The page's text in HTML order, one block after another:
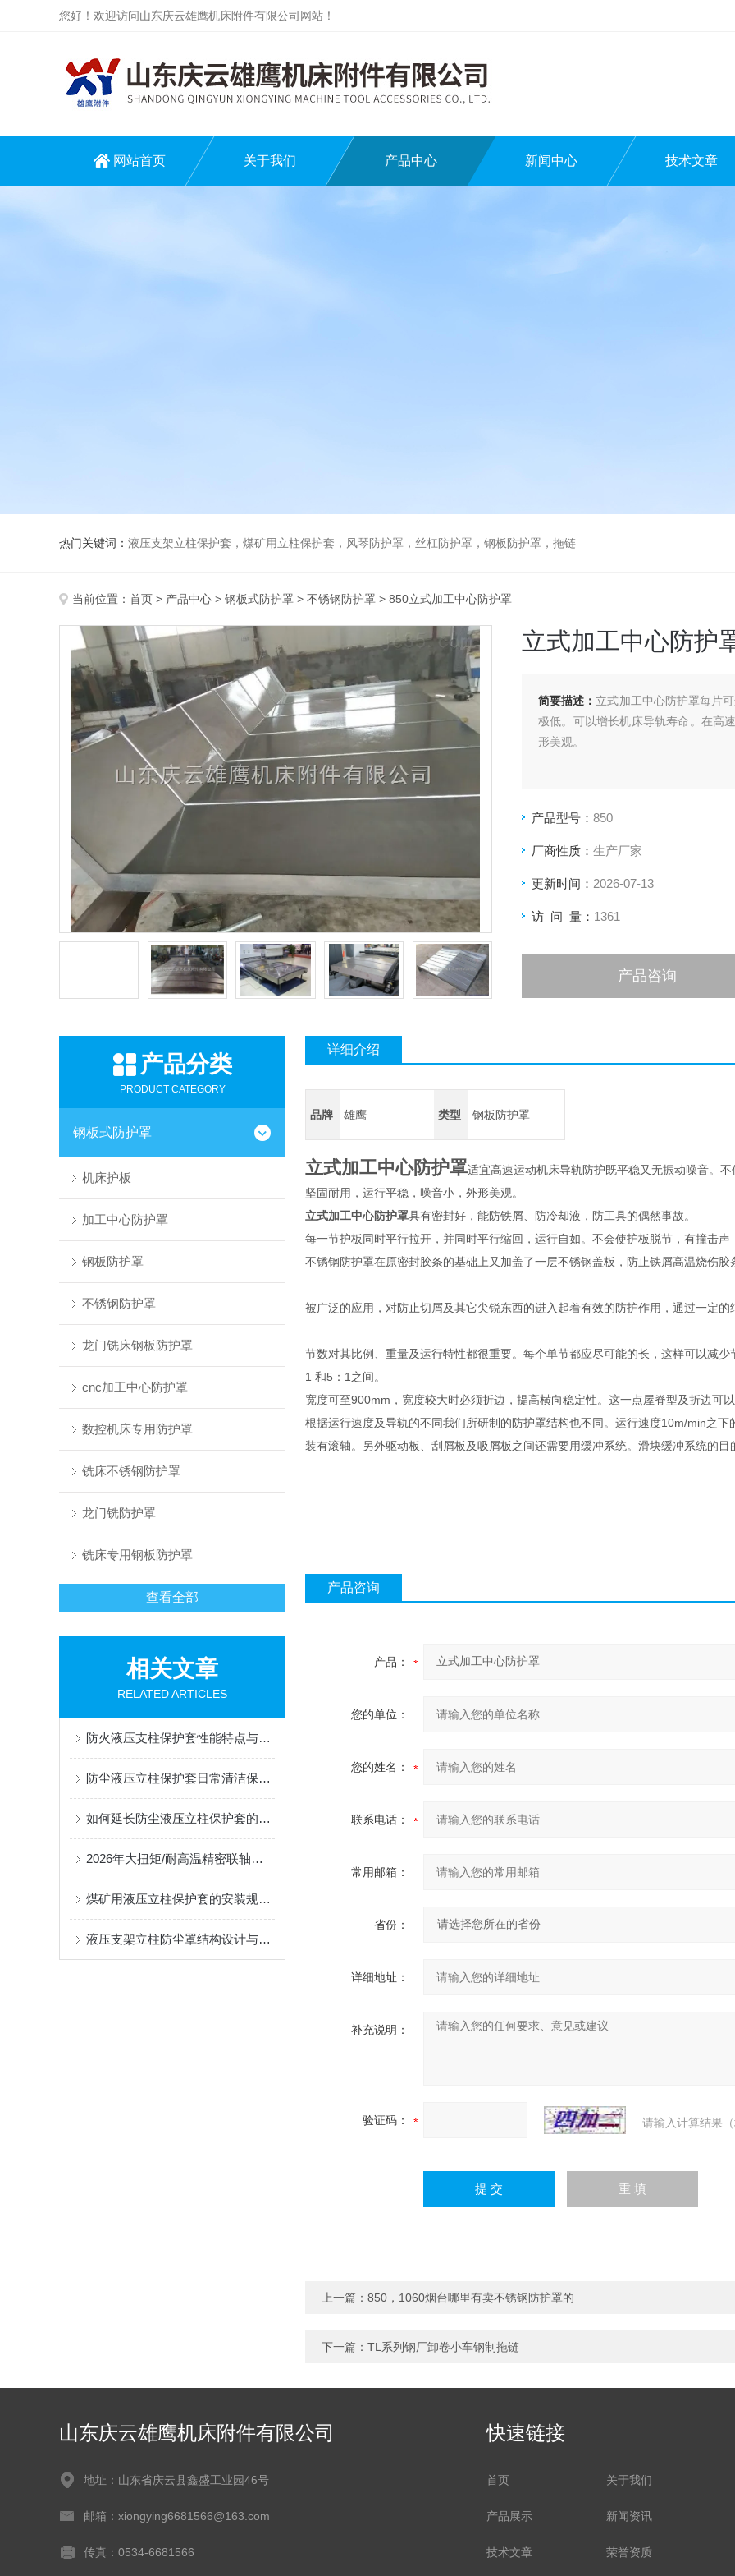
您好！欢迎访问山东庆云雄鹰机床附件有限公司网站！
网站首页 关于我们 产品中心 新闻中心 技术文章
热门关键词： 液压支架立柱保护套，煤矿用立柱保护套，风琴防护罩，丝杠防护罩，钢板防护罩，拖链
当前位置： 首页 > 产品中心 > 钢板式防护罩 > 不锈钢防护罩 > 850立式加工中心防护罩
立式加工中心防护
简要描述： 立式加工中心防护罩每片
极低。可以增长机床导轨寿命。在高
形美观。
产品型号： 850
厂商性质： 生产厂家
更新时间： 2026-07-13
访 问 量： 1361
产品咨询
产品分类
PRODUCT CATEGORY
钢板式防护罩
机床护板
加工中心防护罩
钢板防护罩
不锈钢防护罩
龙门铣床钢板防护罩
cnc加工中心防护罩
数控机床专用防护罩
铣床不锈钢防护罩
龙门铣防护罩
铣床专用钢板防护罩
查看全部
相关文章
RELATED ARTICLES
防火液压支柱保护套性能特点与阻燃防护应用
防尘液压立柱保护套日常清洁保养与更换规范
如何延长防尘液压立柱保护套的使用寿命？
2026年大扭矩/耐高温精密联轴器定制找哪家？能实现精准定制的优质厂家盘点
煤矿用液压立柱保护套的安装规范与使用寿命提升方案
液压支架立柱防尘罩结构设计与密封防护原理
详细介绍
品牌 雄鹰 类型 钢板防护罩
立式加工中心防护罩适宜高速运动机床导轨防护既平稳又无振动噪音。
坚固耐用，运行平稳，噪音小，外形美观。
立式加工中心防护罩具有密封好，能防铁屑、防冷却液，防工具的偶然事故。
每一节护板同时平行拉开，并同时平行缩回，运行自如。不会使护板脱节，有撞击
不锈钢防护罩在原密封胶条的基础上又加盖了一层不锈钢盖板，防止铁屑高温烧伤胶
被广泛的应用，对防止切屑及其它尖锐东西的进入起着有效的防护作用，通过一定
节数对其比例、重量及运行特性都很重要。每个单节都应尽可能的长，这样可以减
1 和5：1之间。
宽度可至900mm，宽度较大时必须折边，提高横向稳定性。这一点屋脊型及折边可
根据运行速度及导轨的不同我们所研制的防护罩结构也不同。运行速度10m/min之
装有滚轴。另外驱动板、刮屑板及吸屑板之间还需要用缓冲系统。滑块缓冲系统的
产品咨询
产品：
您的单位：
您的姓名：
联系电话：
常用邮箱：
省份：
详细地址：
补充说明：
验证码： 请输入计算结果
上一篇： 850，1060烟台哪里有卖不锈钢防护罩的
下一篇： TL系列钢厂卸卷小车钢制拖链
山东庆云雄鹰机床附件有限公司
地址：山东省庆云县鑫盛工业园46号
邮箱：xiongying6681566@163.com
传真：0534-6681566
快速链接
首页 关于我们
产品展示 新闻资讯
技术文章 荣誉资质